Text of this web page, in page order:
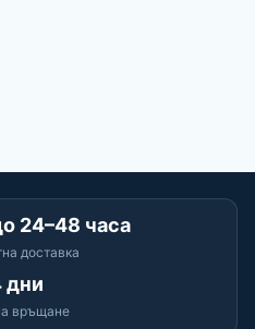
24–48 часа
доставка
дни
връщане